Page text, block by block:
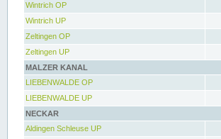
Wintrich OP
Wintrich UP
Zeltingen OP
Zeltingen UP
MALZER KANAL
LIEBENWALDE OP
LIEBENWALDE UP
NECKAR
Aldingen Schleuse UP